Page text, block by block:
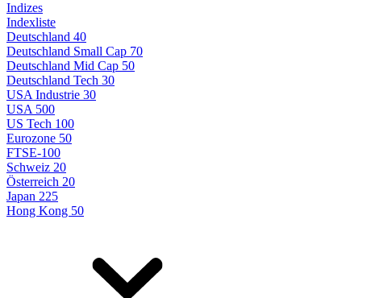
Indizes
Indexliste
Deutschland 40
Deutschland Small Cap 70
Deutschland Mid Cap 50
Deutschland Tech 30
USA Industrie 30
USA 500
US Tech 100
Eurozone 50
FTSE-100
Schweiz 20
Österreich 20
Japan 225
Hong Kong 50